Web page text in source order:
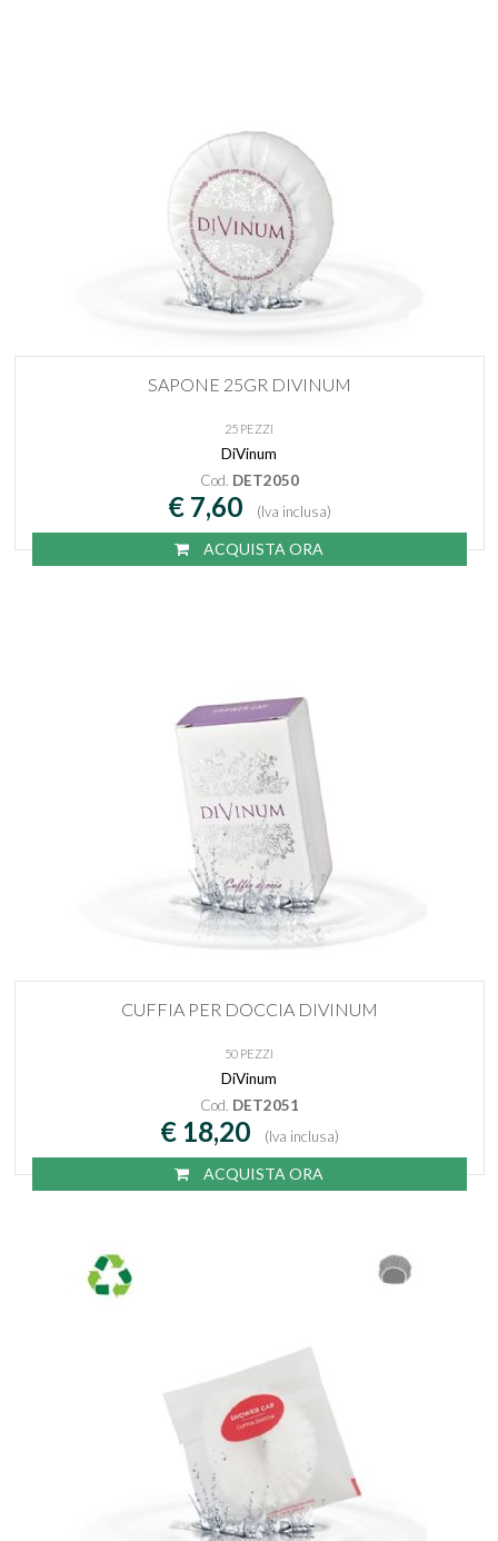
SAPONE 25GR DIVINUM
25 PEZZI
DiVinum
Cod. DET2050
€ 7,60 (Iva inclusa)
ACQUISTA ORA
CUFFIA PER DOCCIA DIVINUM
50 PEZZI
DiVinum
Cod. DET2051
€ 18,20 (Iva inclusa)
ACQUISTA ORA